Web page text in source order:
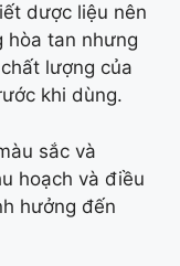
dược liệu nên
hòa tan nhưng
lượng của
khi dùng.
sắc và
hoạch và điều
hưởng đến